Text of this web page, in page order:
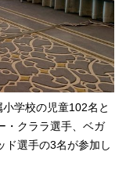
学校の児童102名と
・クララ選手、ベガ
ド選手の3名が参加し